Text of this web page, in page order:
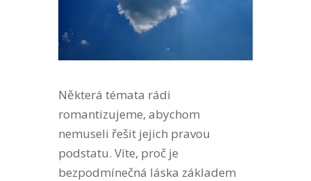
Některá témata rádi
romantizujeme, abychom
nemuseli řešit jejich pravou
podstatu. Víte, proč je
bezpodmínečná láska základem